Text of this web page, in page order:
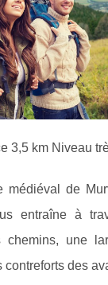
3,5 km Niveau
médiéval de
entraîne à
chemins, une
des